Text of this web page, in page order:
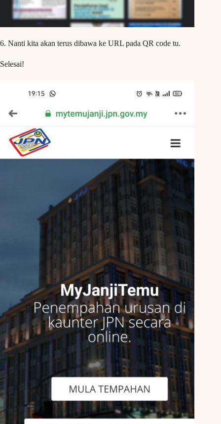
6. Nanti kita akan terus dibawa ke URL pada QR code tu.
Selesai!